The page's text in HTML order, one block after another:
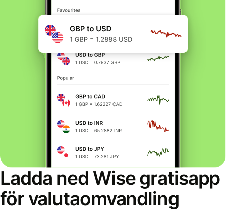
Ladda ned Wise gratisapp
för valutaomvandling